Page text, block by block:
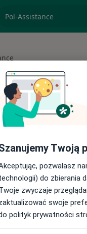
Twoją
pozwalasz
do zbierania
zwyczaje
swoje
polityk prywatności